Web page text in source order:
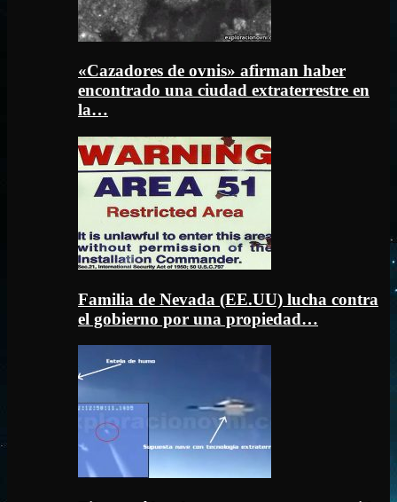
«Cazadores de ovnis» afirman haber
encontrado una ciudad extraterrestre en
la…
Familia de Nevada (EE.UU) lucha contra
el gobierno por una propiedad…